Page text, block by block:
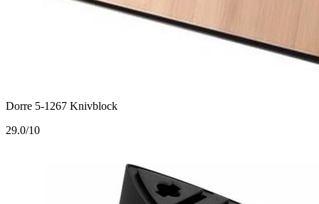
Dorre 5-1267 Knivblock
29.0/10